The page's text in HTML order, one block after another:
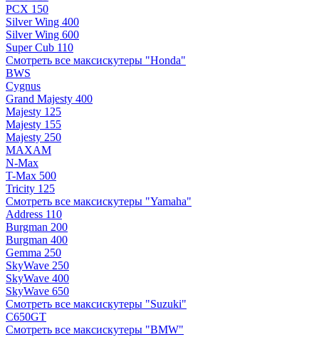
PCX 150
Silver Wing 400
Silver Wing 600
Super Cub 110
Смотреть все максискутеры "Honda"
BWS
Cygnus
Grand Majesty 400
Majesty 125
Majesty 155
Majesty 250
MAXAM
N-Max
T-Max 500
Tricity 125
Смотреть все максискутеры "Yamaha"
Address 110
Burgman 200
Burgman 400
Gemma 250
SkyWave 250
SkyWave 400
SkyWave 650
Смотреть все максискутеры "Suzuki"
C650GT
Смотреть все максискутеры "BMW"